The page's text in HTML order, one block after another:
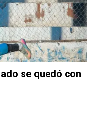
se quedó con